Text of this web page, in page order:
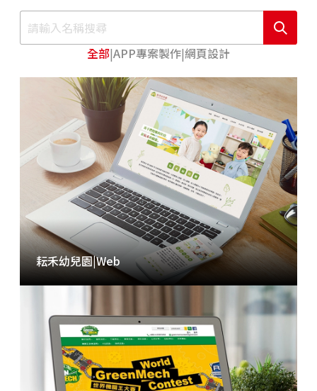
全部|APP專案製作|網頁設計
耘禾幼兒園|Web